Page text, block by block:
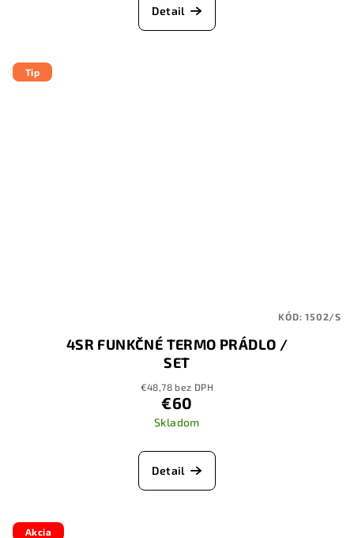
Detail
Tip
4SR FUNKČNÉ TERMO PRÁDLO /
SET
€48,78 bez DPH
€60
Skladom
Detail
KÓD:1502/S
Akcia